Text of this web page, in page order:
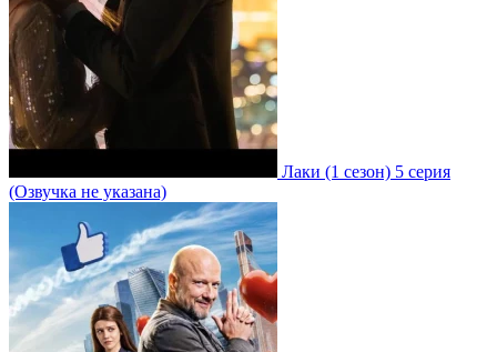
Лаки (1 сезон) 5 серия
(Озвучка не указана)